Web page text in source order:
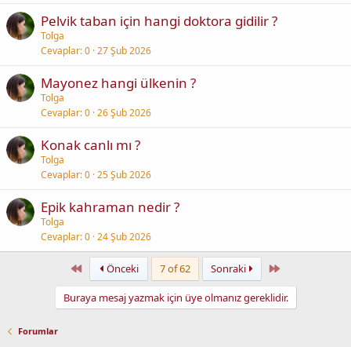
Pelvik taban için hangi doktora gidilir ?
Tolga
Cevaplar 0 27 Şub 2026
Mayonez hangi ülkenin ?
Tolga
Cevaplar 0 26 Şub 2026
Konak canlı mı ?
Tolga
Cevaplar 0 25 Şub 2026
Epik kahraman nedir ?
Tolga
Cevaplar 0 24 Şub 2026
First Önceki 7 of 62 Sonraki Last
Buraya mesaj yazmak için üye olmanız gereklidir.
Forumlar